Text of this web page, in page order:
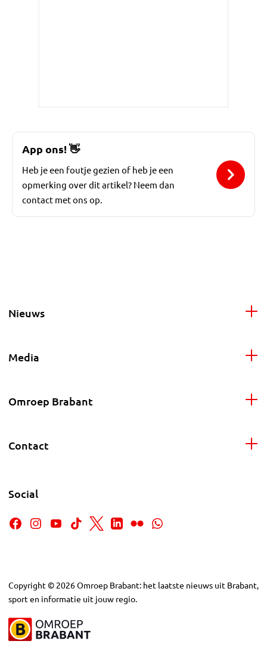
App ons!👋
Heb je een foutje gezien of heb je een
opmerking over dit artikel? Neem dan
contact met ons op.
Nieuws
Media
Omroep Brabant
Contact
Social
Copyright © 2026Omroep Brabant: het laatste nieuws uit Brabant,
sport en informatie uit jouw regio.